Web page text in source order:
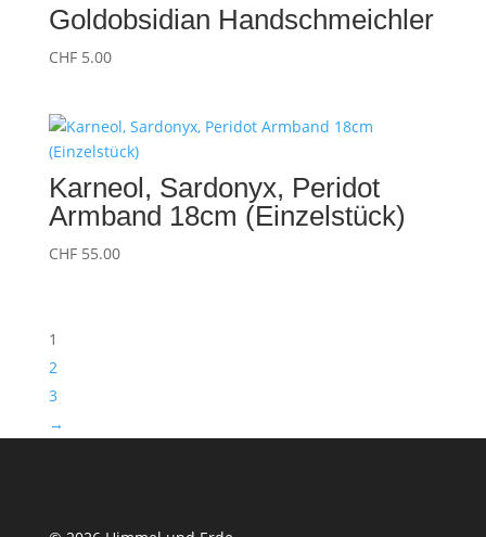
Goldobsidian Handschmeichler
CHF5.00
Karneol, Sardonyx, Peridot
Armband 18cm (Einzelstück)
CHF55.00
1
2
3
→